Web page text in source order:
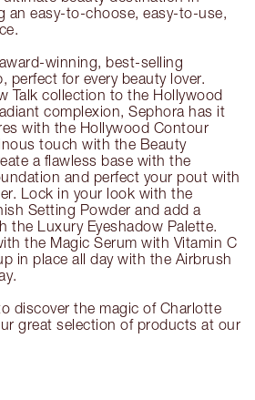
an easy-to-choose, easy-to-use,
winning, best-selling
perfect for every beauty lover.
Talk collection to the Hollywood
complexion, Sephora has it
with the Hollywood Contour
touch with the Beauty
a flawless base with the
and perfect your pout with
Lock in your look with the
Setting Powder and add a
the Luxury Eyeshadow Palette.
the Magic Serum with Vitamin C
in place all day with the Airbrush
discover the magic of Charlotte
great selection of products at our